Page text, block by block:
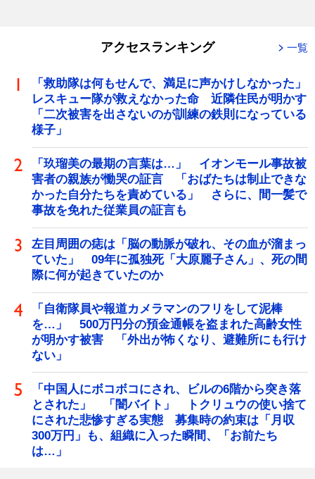
アクセスランキング 一覧
「救助隊は何もせんで、満足に声かけしなかった」
レスキュー隊が救えなかった命 近隣住民が明かす
「二次被害を出さないのが訓練の鉄則になっている
様子」
「玖瑠美の最期の言葉は…」 イオンモール事故被
害者の親族が慟哭の証言 「おばたちは制止できな
かった自分たちを責めている」 さらに、間一髪で
事故を免れた従業員の証言も
左目周囲の痣は「脳の動脈が破れ、その血が溜まっ
ていた」 09年に孤独死「大原麗子さん」、死の間
際に何が起きていたのか
「自衛隊員や報道カメラマンのフリをして泥棒
を…」 500万円分の預金通帳を盗まれた高齢女性
が明かす被害 「外出が怖くなり、避難所にも行け
ない」
「中国人にボコボコにされ、ビルの6階から突き落
とされた」 「闇バイト」 トクリュウの使い捨て
にされた悲惨すぎる実態 募集時の約束は「月収
300万円」も、組織に入った瞬間、「お前たち
は…」